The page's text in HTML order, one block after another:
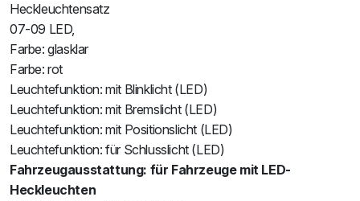
Heckleuchtensatz
07-09 LED,
Farbe: glasklar
Farbe: rot
Leuchtefunktion: mit Blinklicht (LED)
Leuchtefunktion: mit Bremslicht (LED)
Leuchtefunktion: mit Positionslicht (LED)
Leuchtefunktion: für Schlusslicht (LED)
Fahrzeugausstattung: für Fahrzeuge mit LED-
Heckleuchten